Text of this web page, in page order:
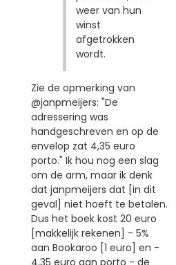
weer van hun
winst
afgetrokken
wordt.
Zie de opmerking van
@janpmeijers: "De
adressering was
handgeschreven en op de
envelop zat 4,35 euro
porto." Ik hou nog een slag
om de arm, maar ik denk
dat janpmeijers dat [in dit
geval] niet hoeft te betalen.
Dus het boek kost 20 euro
[makkelijk rekenen] - 5%
aan Bookaroo [1 euro] en -